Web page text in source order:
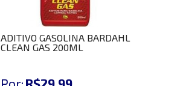
ADITIVO GASOLINA BARDAHL
CLEAN GAS 200ML